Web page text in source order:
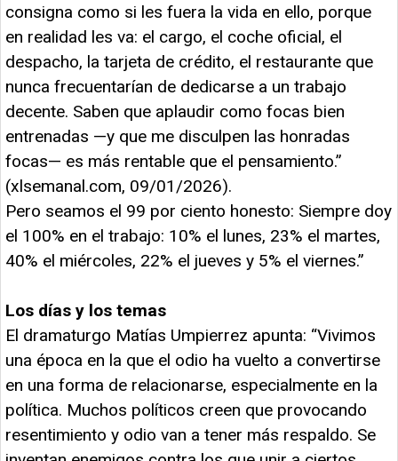
consigna como si les fuera la vida en ello, porque
en realidad les va: el cargo, el coche oficial, el
despacho, la tarjeta de crédito, el restaurante que
nunca frecuentarían de dedicarse a un trabajo
decente. Saben que aplaudir como focas bien
entrenadas —y que me disculpen las honradas
focas— es más rentable que el pensamiento.”
(xlsemanal.com, 09/01/2026).
Pero seamos el 99 por ciento honesto: Siempre doy
el 100% en el trabajo: 10% el lunes, 23% el martes,
40% el miércoles, 22% el jueves y 5% el viernes.”
Los días y los temas
El dramaturgo Matías Umpierrez apunta: “Vivimos
una época en la que el odio ha vuelto a convertirse
en una forma de relacionarse, especialmente en la
política. Muchos políticos creen que provocando
resentimiento y odio van a tener más respaldo. Se